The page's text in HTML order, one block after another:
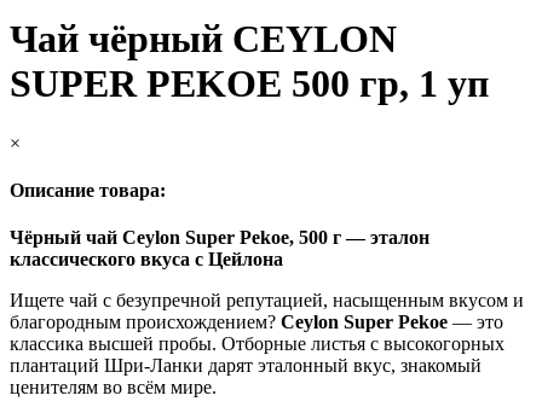
Чай чёрный CEYLON
SUPER PEKOE 500 гр, 1 уп
×
Описание товара:
Чёрный чай Ceylon Super Pekoe, 500 г — эталон
классического вкуса с Цейлона
Ищете чай с безупречной репутацией, насыщенным вкусом и
благородным происхождением? Ceylon Super Pekoe — это
классика высшей пробы. Отборные листья с высокогорных
плантаций Шри-Ланки дарят эталонный вкус, знакомый
ценителям во всём мире.